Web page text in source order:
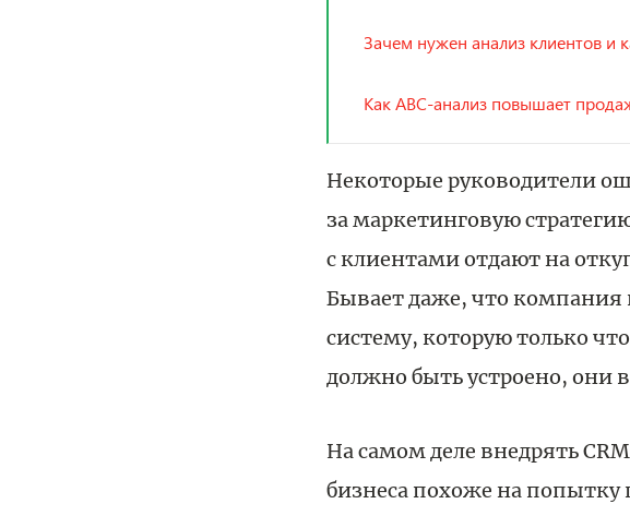
Зачем нужен анализ клиентов и
Как ABC-анализ повышает
Некоторые руководители
за маркетинговую
с клиентами отдают на
Бывает даже, что
систему, которую только
должно быть устроено, они
На самом деле внедрять
бизнеса похоже на